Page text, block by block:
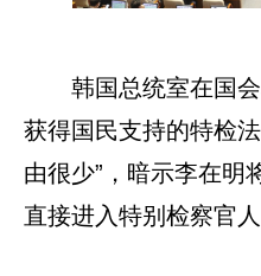
韩国总统室在国
获得国民支持的特检
由很少”，暗示李在明
直接进入特别检察官